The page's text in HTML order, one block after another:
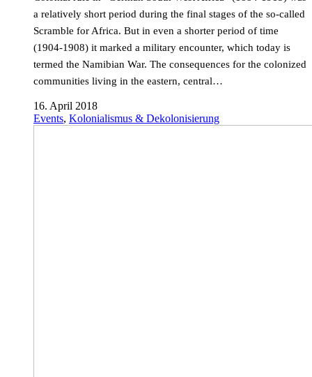
a relatively short period during the final stages of the so-called
Scramble for Africa. But in even a shorter period of time
(1904-1908) it marked a military encounter, which today is
termed the Namibian War. The consequences for the colonized
communities living in the eastern, central…
16. April 2018
Events, Kolonialismus & Dekolonisierung